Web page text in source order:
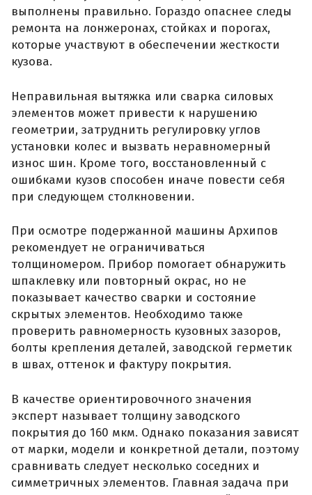
выполнены правильно. Гораздо опаснее следы
ремонта на лонжеронах, стойках и порогах,
которые участвуют в обеспечении жесткости
кузова.
Неправильная вытяжка или сварка силовых
элементов может привести к нарушению
геометрии, затруднить регулировку углов
установки колес и вызвать неравномерный
износ шин. Кроме того, восстановленный с
ошибками кузов способен иначе повести себя
при следующем столкновении.
При осмотре подержанной машины Архипов
рекомендует не ограничиваться
толщиномером. Прибор помогает обнаружить
шпаклевку или повторный окрас, но не
показывает качество сварки и состояние
скрытых элементов. Необходимо также
проверить равномерность кузовных зазоров,
болты крепления деталей, заводской герметик
в швах, оттенок и фактуру покрытия.
В качестве ориентировочного значения
эксперт называет толщину заводского
покрытия до 160 мкм. Однако показания зависят
от марки, модели и конкретной детали, поэтому
сравнивать следует несколько соседних и
симметричных элементов. Главная задача при